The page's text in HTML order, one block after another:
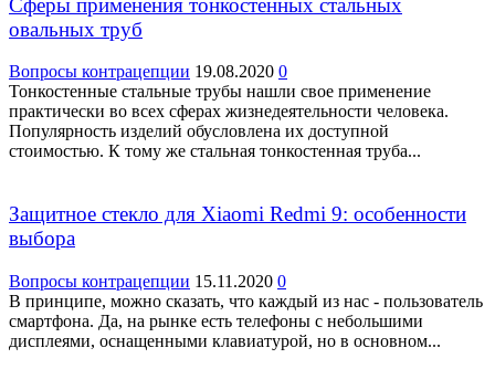
овальных труб
Вопросы контрацепции 19.08.2020 0
Тонкостенные стальные трубы нашли свое применение
практически во всех сферах жизнедеятельности человека.
Популярность изделий обусловлена их доступной
стоимостью. К тому же стальная тонкостенная труба...
Защитное стекло для Xiaomi Redmi 9: особенности
выбора
Вопросы контрацепции 15.11.2020 0
В принципе, можно сказать, что каждый из нас - пользователь
смартфона. Да, на рынке есть телефоны с небольшими
дисплеями, оснащенными клавиатурой, но в основном...